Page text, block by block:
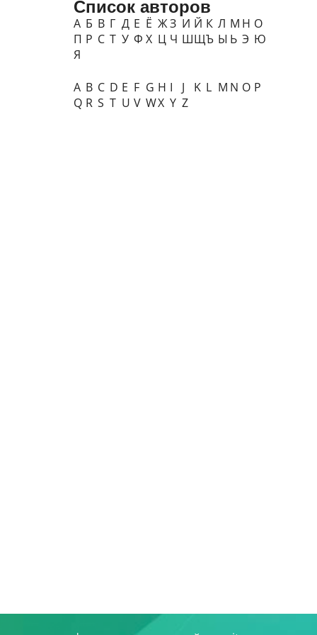
Список авторов
А Б В Г Д Е Ё ЖЗ И Й К Л М Н О
П Р С Т У Ф Х Ц Ч ШЩЪ Ы Ь Э Ю
Я
A B C D E F G H I J K L M N O P
Q R S T U V WX Y Z